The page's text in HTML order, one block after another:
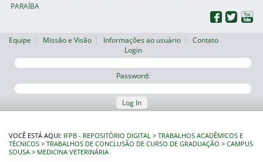
PARAÍBA
Equipe Missão e Visão Informações ao usuário
Contato
Login
Password:
Log In
VOCÊ ESTÁ AQUI: IFPB - REPOSITÓRIO DIGITAL
TRABALHOS ACADÊMICOS E
TÉCNICOS
TRABALHOS DE CONCLUSÃO DE CURSO DE GRADUAÇÃO
CAMPUS
SOUSA
MEDICINA VETERINÁRIA